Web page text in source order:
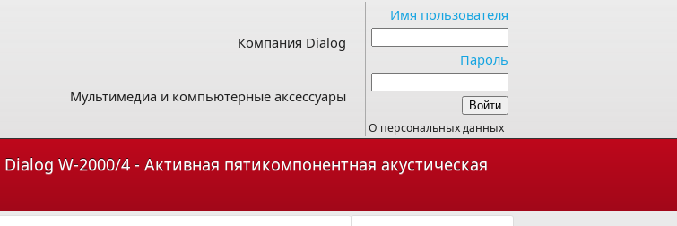
Компания Dialog
Мультимедиа и компьютерные аксессуары
Имя пользователя
Пароль
О персональных данных
W-2000/4 - Активная пятикомпонентная акустическая